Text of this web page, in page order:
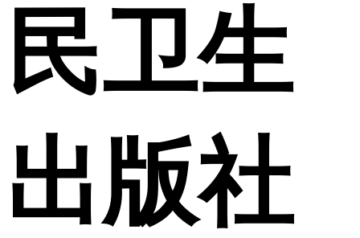
民卫生
出版社